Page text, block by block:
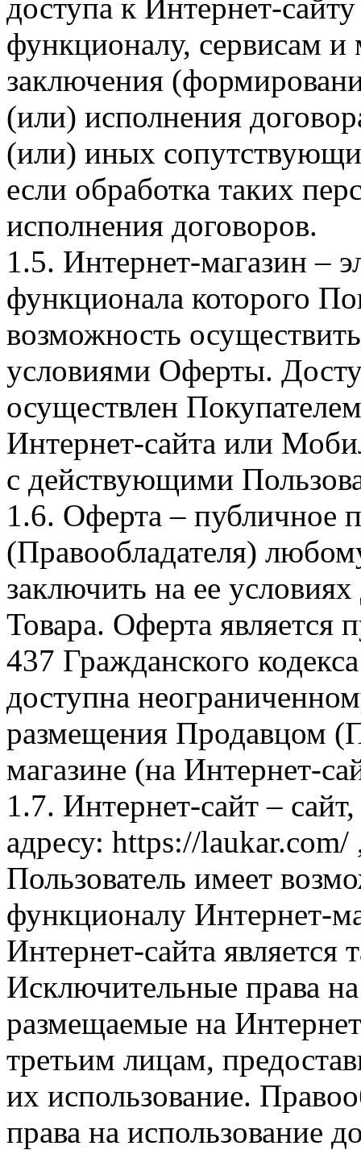
доступа к Интернет-
функционалу, сервисам и
заключения
(или) исполнения
(или) иных
если обработка таких
исполнения договоров.
1.5. Интернет-магазин –
функционала которого
возможность
условиями Оферты.
осуществлен
Интернет-сайта или
с действующими
1.6. Оферта – публичное
(Правообладателя)
заключить на ее
Товара. Оферта является
437 Гражданского
доступна
размещения Продавцом
магазине (на Интернет-
1.7. Интернет-сайт –
адресу: https://laukar.com/
Пользователь имеет
функционалу Интернет-
Интернет-сайта
Исключительные права
размещаемые на
третьим лицам,
их использование.
права на использование